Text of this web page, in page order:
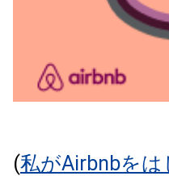
(私がAirbnbをは